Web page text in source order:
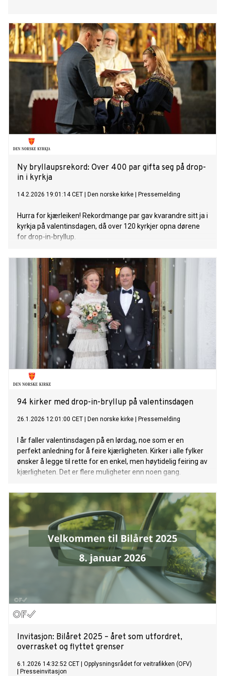
Ny bryllaupsrekord: Over 400 par gifta seg på drop-
in i kyrkja
14.2.2026 19:01:14 CET Den norske kirke Pressemelding
Hurra for kjærleiken! Rekordmange par gav kvarandre sitt ja i
kyrkja på valentinsdagen, då over 120 kyrkjer opna dørene
for drop-in-bryllup.
94 kirker med drop-in-bryllup på valentinsdagen
26.1.2026 12:01:00 CET Den norske kirke Pressemelding
I år faller valentinsdagen på en lørdag, noe som er en
perfekt anledning for å feire kjærligheten. Kirker i alle fylker
ønsker å legge til rette for en enkel, men høytidelig feiring av
kjærligheten. Det er flere muligheter enn noen gang.
Invitasjon: Bilåret 2025 – året som utfordret,
overrasket og flyttet grenser
6.1.2026 14:32:52 CET
Opplysningsrådet for veitrafikken (OFV)
Presseinvitasjon